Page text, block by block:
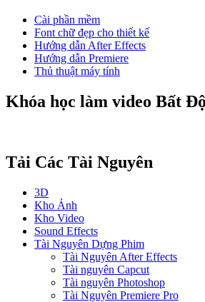
Cài phần mềm
Font chữ đẹp cho thiết kế
Hướng dẫn After Effects
Hướng dẫn Premiere
Thủ thuật máy tính
Khóa học làm video Bất
Tải Các Tài Nguyên
3D
Kho Ảnh
Kho Video
Sound Effects
Tài Nguyên Dựng Phim
Tài Nguyên After Effects
Tài nguyên Capcut
Tài nguyên Photoshop
Tài Nguyên Premiere Pro